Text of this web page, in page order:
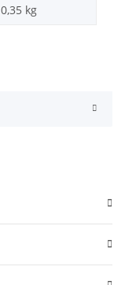
0,35 kg